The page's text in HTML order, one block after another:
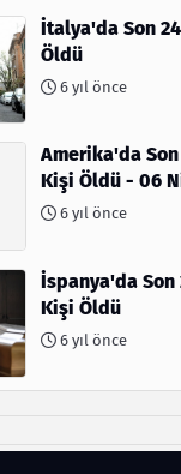
İtalya'da Son
Öldü
6 yıl önce
Amerika'da
Kişi Öldü - 06
6 yıl önce
İspanya'da Son
Kişi Öldü
6 yıl önce